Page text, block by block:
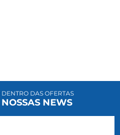
DAS OFERTAS
NEWS